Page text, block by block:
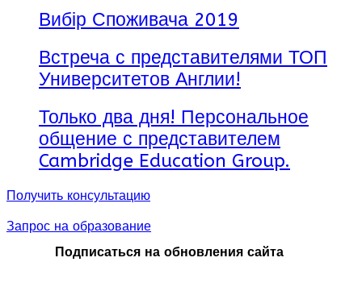
поэтому Вам гарантированы интересные знакомства и
обеспечит незаменимый опыт для будущей работы в
международных компаниях.
Вибір Споживача 2019
Встреча с представителями ТОП
Университетов Англии!
Только два дня! Персональное
общение с представителем
Cambridge Education Group.
Получить консультацию
Запрос на образование
Подписаться на обновления сайта